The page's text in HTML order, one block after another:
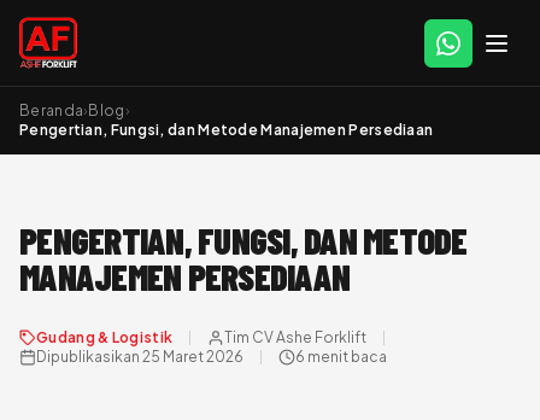
Beranda› Blog ›
Pengertian, Fungsi, dan Metode Manajemen Persediaan
PENGERTIAN, FUNGSI, DAN METODE
MANAJEMEN PERSEDIAAN
Gudang & Logistik
Tim CV Ashe Forklift
Dipublikasikan 25 Maret 2026
6 menit baca